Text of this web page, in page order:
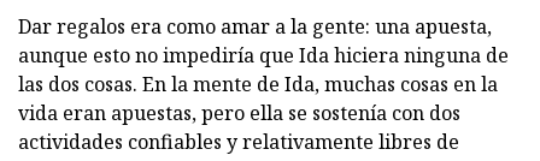
Dar regalos era como amar a la gente: una apuesta,
aunque esto no impediría que Ida hiciera ninguna de
las dos cosas. En la mente de Ida, muchas cosas en la
vida eran apuestas, pero ella se sostenía con dos
actividades confiables y relativamente libres de